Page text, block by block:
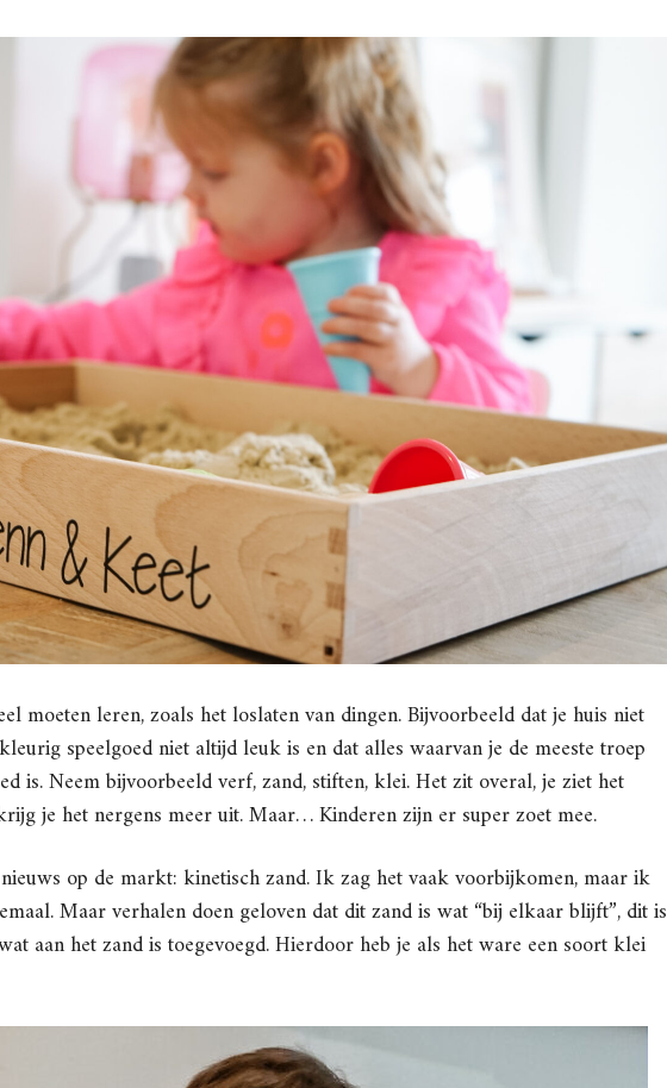
moeten leren, zoals het loslaten van dingen. Bijvoorbeeld dat je huis niet
speelgoed niet altijd leuk is en dat alles waarvan je de meeste troep
is. Neem bijvoorbeeld verf, zand, stiften, klei. Het zit overal, je ziet het
je het nergens meer uit. Maar… Kinderen zijn er super zoet mee.
op de markt: kinetisch zand. Ik zag het vaak voorbijkomen, maar ik
Maar verhalen doen geloven dat dit zand is wat “bij elkaar blijft”, dit is
aan het zand is toegevoegd. Hierdoor heb je als het ware een soort klei